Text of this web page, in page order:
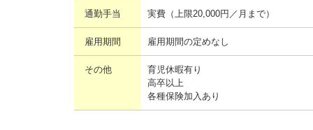
通勤手当 実費（上限20,000円／月まで）
雇用期間 雇用期間の定めなし
その他
育児休暇有り
高卒以上
各種保険加入あり